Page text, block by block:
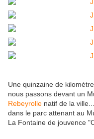
Une quinzaine de
nous passons devant un
Rebeyrolle natif de la
dans le parc attenant au
La Fontaine de jouvence